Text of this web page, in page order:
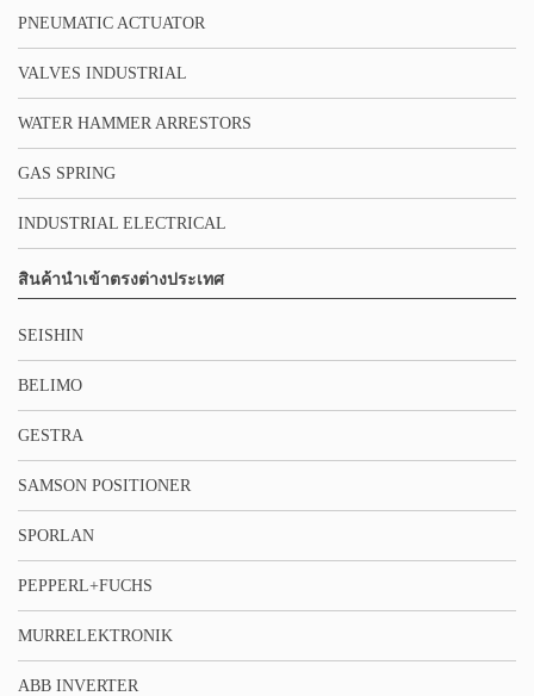
PNEUMATIC ACTUATOR
VALVES INDUSTRIAL
WATER HAMMER ARRESTORS
GAS SPRING
INDUSTRIAL ELECTRICAL
สินค้านำเข้าตรงต่างประเทศ
SEISHIN
BELIMO
GESTRA
SAMSON POSITIONER
SPORLAN
PEPPERL+FUCHS
MURRELEKTRONIK
ABB INVERTER